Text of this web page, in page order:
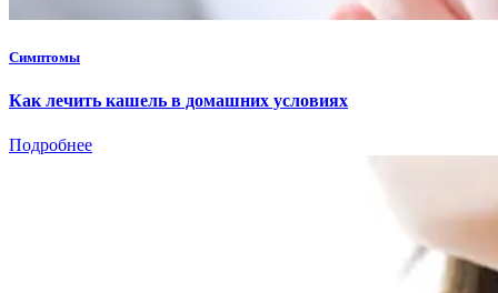
Симптомы
Как лечить кашель в домашних условиях
Подробнее